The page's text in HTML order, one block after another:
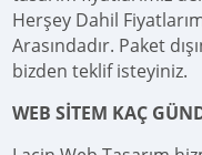
Herşey Dahil
Arasındadır. Paket
bizden teklif isteyiniz.
WEB SİTEM KAÇ